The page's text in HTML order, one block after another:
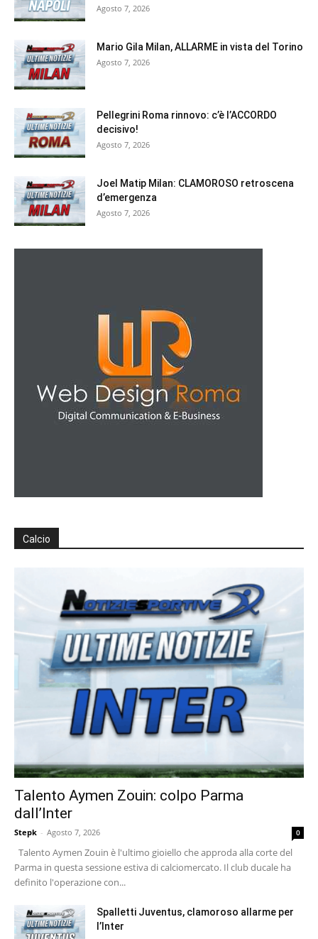
Agosto 7, 2026
Mario Gila Milan, ALLARME in vista del Torino
Agosto 7, 2026
Pellegrini Roma rinnovo: c’è l’ACCORDO
decisivo!
Agosto 7, 2026
Joel Matip Milan: CLAMOROSO retroscena
d’emergenza
Agosto 7, 2026
Calcio
Talento Aymen Zouin: colpo Parma
dall’Inter
Stepk - Agosto 7, 2026 0
Talento Aymen Zouin è l'ultimo gioiello che approda alla corte del
Parma in questa sessione estiva di calciomercato. Il club ducale ha
definito l'operazione con...
Spalletti Juventus, clamoroso allarme per
l’Inter